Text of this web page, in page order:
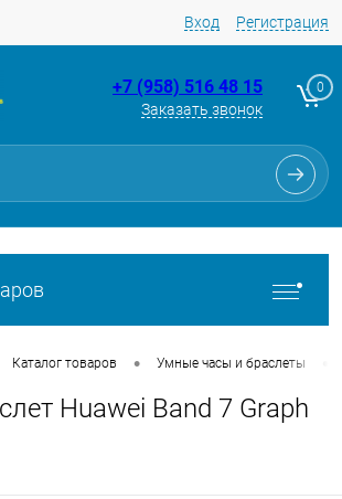
Вход Регистрация
+7 (958) 516 48 15
Заказать звонок
0
Каталог товаров • Умные часы и браслеты
Huawei Band 7 Graph
банков